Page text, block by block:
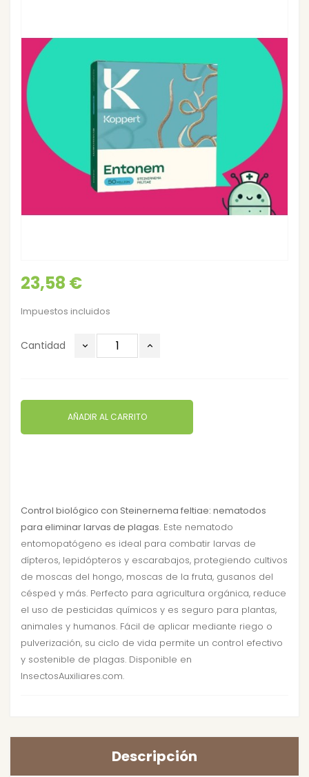
23,58 €
Impuestos incluidos
Cantidad
AÑADIR AL CARRITO
Control biológico con Steinernema feltiae: nematodos
para eliminar larvas de plagas. Este nematodo
entomopatógeno es ideal para combatir larvas de
dípteros, lepidópteros y escarabajos, protegiendo cultivos
de moscas del hongo, moscas de la fruta, gusanos del
césped y más. Perfecto para agricultura orgánica, reduce
el uso de pesticidas químicos y es seguro para plantas,
animales y humanos. Fácil de aplicar mediante riego o
pulverización, su ciclo de vida permite un control efectivo
y sostenible de plagas. Disponible en
InsectosAuxiliares.com.
Descripción